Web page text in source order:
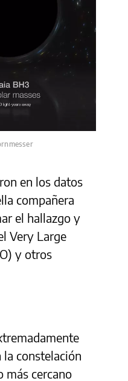
en los datos
compañera
el hallazgo y
Very Large
y otros
la constelación
más cercano